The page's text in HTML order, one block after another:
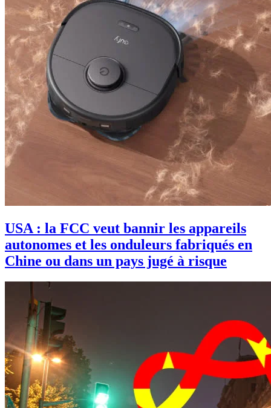
USA : la FCC veut bannir les appareils
autonomes et les onduleurs fabriqués en
Chine ou dans un pays jugé à risque